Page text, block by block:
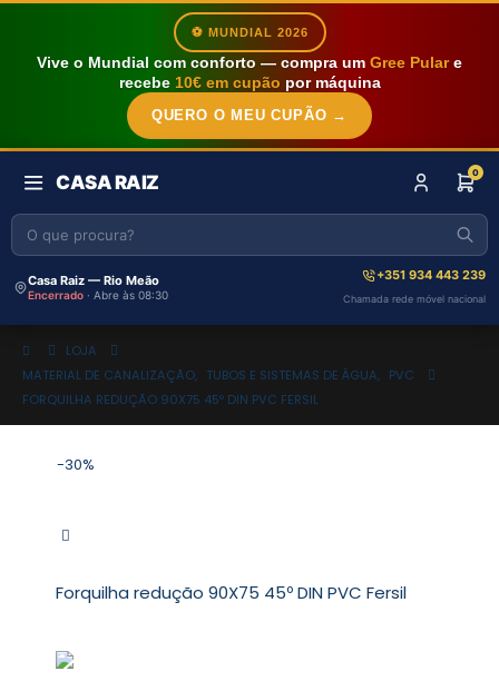
⚽ MUNDIAL 2026
Vive o Mundial com conforto — compra um Gree Pulare
recebe 10€ em cupão por máquina
QUERO O MEU CUPÃO →
CASA RAIZ 0
Casa Raiz — Rio Meão
Encerrado · Abre às 08:30
+351 934 443 239
Chamada rede móvel nacional
LOJA
MATERIAL DE CANALIZAÇÃO, TUBOS E SISTEMAS DE ÁGUA, PVC
FORQUILHA REDUÇÃO 90X75 45º DIN PVC FERSIL
-30%
Forquilha redução 90X75 45º DIN PVC Fersil